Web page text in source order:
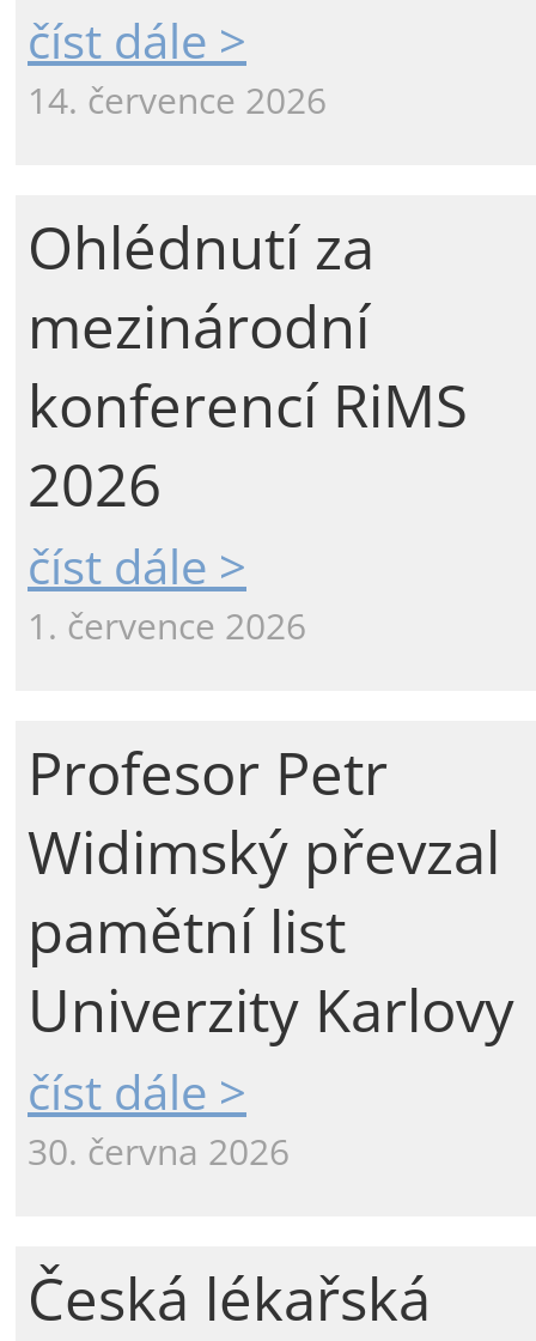
číst dále >
14. července 2026
Ohlédnutí za
mezinárodní
konferencí RiMS
2026
číst dále >
1. července 2026
Profesor Petr
Widimský převzal
pamětní list
Univerzity Karlovy
číst dále >
30. června 2026
Česká lékařská